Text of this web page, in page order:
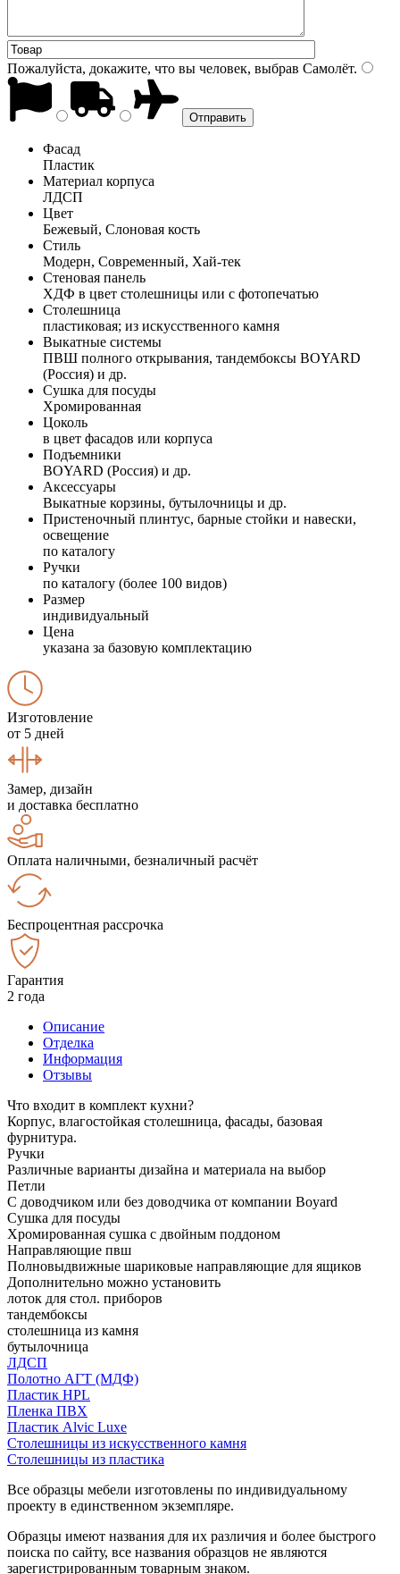
Пожалуйста, докажите, что вы человек, выбрав Самолёт.
Фасад
Пластик
Материал корпуса
ЛДСП
Цвет
Бежевый, Слоновая кость
Стиль
Модерн, Современный, Хай-тек
Стеновая панель
ХДФ в цвет столешницы или с фотопечатью
Столешница
пластиковая; из искусственного камня
Выкатные системы
ПВШ полного открывания, тандембоксы BOYARD
(Россия) и др.
Сушка для посуды
Хромированная
Цоколь
в цвет фасадов или корпуса
Подъемники
BOYARD (Россия) и др.
Аксессуары
Выкатные корзины, бутылочницы и др.
Пристеночный плинтус, барные стойки и навески,
освещение
по каталогу
Ручки
по каталогу (более 100 видов)
Размер
индивидуальный
Цена
указана за базовую комплектацию
Изготовление
от 5 дней
Замер, дизайн
и доставка бесплатно
Оплата наличными, безналичный расчёт
Беспроцентная рассрочка
Гарантия
2 года
Описание
Отделка
Информация
Отзывы
Что входит в комплект кухни?
Корпус, влагостойкая столешница, фасады, базовая
фурнитура.
Ручки
Различные варианты дизайна и материала на выбор
Петли
С доводчиком или без доводчика от компании Boyard
Сушка для посуды
Хромированная сушка с двойным поддоном
Направляющие пвш
Полновыдвижные шариковые направляющие для ящиков
Дополнительно можно установить
лоток для стол. приборов
тандембоксы
столешница из камня
бутылочница
ЛДСП
Полотно АГТ (МДФ)
Пластик HPL
Пленка ПВХ
Пластик Alvic Luxe
Столешницы из искусственного камня
Столешницы из пластика
Все образцы мебели изготовлены по индивидуальному
проекту в единственном экземпляре.
Образцы имеют названия для их различия и более быстрого
поиска по сайту, все названия образцов не являются
зарегистрированным товарным знаком.